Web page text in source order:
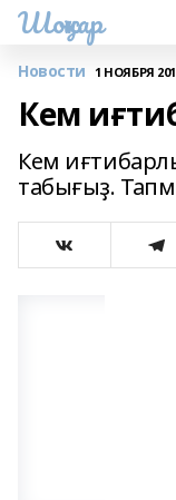
Шоңҡар
Новости 1 НОЯБРЯ
Кем
Кем
табығыҙ.